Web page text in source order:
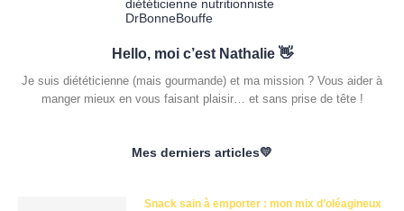
Hello, moi c’est Nathalie 👋
Je suis diététicienne (mais gourmande) et ma mission ? Vous aider à
manger mieux en vous faisant plaisir… et sans prise de tête !
Mes derniers articles💛
Snack sain à emporter : mon mix d’oléagineux